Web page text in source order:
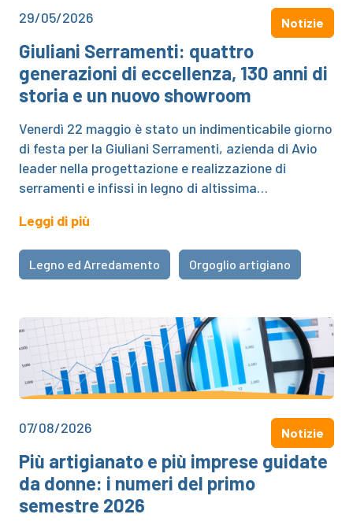
29/05/2026 Notizie
Giuliani Serramenti: quattro
generazioni di eccellenza, 130 anni di
storia e un nuovo showroom
Venerdì 22 maggio è stato un indimenticabile giorno
di festa per la Giuliani Serramenti, azienda di Avio
leader nella progettazione e realizzazione di
serramenti e infissi in legno di altissima…
Leggi di più
Legno ed Arredamento Orgoglio artigiano
07/08/2026 Notizie
Più artigianato e più imprese guidate
da donne: i numeri del primo
semestre 2026